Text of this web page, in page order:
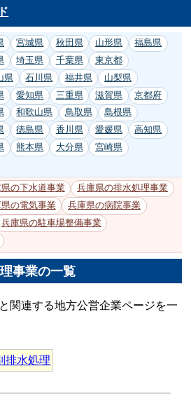
宮城県 秋田県 山形県
福島県
埼玉県 千葉県
東京都
県 石川県 福井県
山梨県
愛知県 三重県 滋賀県
京都府
和歌山県 鳥取県
島根県
徳島県 香川県 愛媛県
高知県
熊本県 大分県
宮崎県
の下水道事業
兵庫県の排水処理事業
の電気事業
兵庫県の病院事業
兵庫県の駐車場整備事業
事業の一覧
関連する地方公営企業ページを一
排水処理